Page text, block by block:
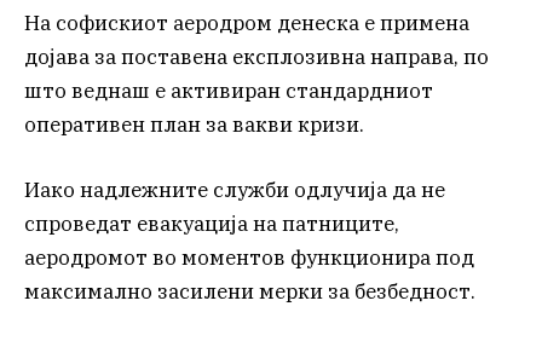
На софискиот аеродром денеска е примена
дојава за поставена експлозивна направа, по
што веднаш е активиран стандардниот
оперативен план за вакви кризи.
Иако надлежните служби одлучија да не
спроведат евакуација на патниците,
аеродромот во моментов функционира под
максимално засилени мерки за безбедност.